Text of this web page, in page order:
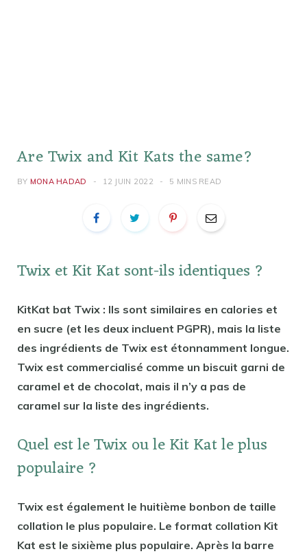
Are Twix and Kit Kats the same?
BY MONA HADAD 12 JUIN 2022 5 MINS READ
Twix et Kit Kat sont-ils identiques ?
KitKat bat Twix : Ils sont similaires en calories et
en sucre (et les deux incluent PGPR), mais la liste
des ingrédients de Twix est étonnamment longue.
Twix est commercialisé comme un biscuit garni de
caramel et de chocolat, mais il n’y a pas de
caramel sur la liste des ingrédients.
Quel est le Twix ou le Kit Kat le plus
populaire ?
Twix est également le huitième bonbon de taille
collation le plus populaire. Le format collation Kit
Kat est le sixième plus populaire. Après la barre